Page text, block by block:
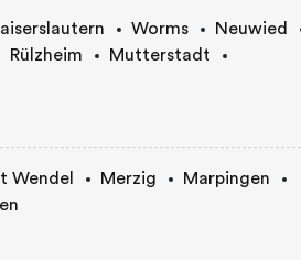
Worms
Neuwied
Rülzheim
Mutterstadt
Wendel Merzig
Marpingen